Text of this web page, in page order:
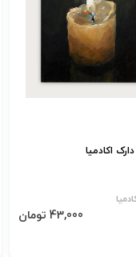
اکادمیا
43,000 تومان